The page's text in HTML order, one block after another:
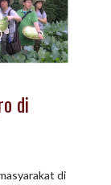
Hutan ...
di
di